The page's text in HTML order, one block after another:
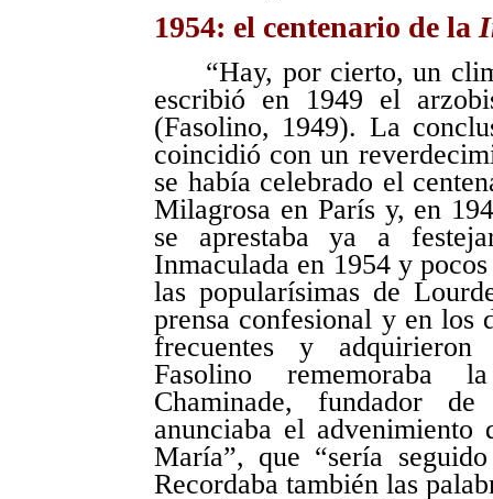
1954: el centenario de la
“Hay, por cierto, un
escribió en 1949 el
(Fasolino, 1949). La
coincidió con un
se había celebrado el
Milagrosa en París y, en
se aprestaba ya a
Inmaculada en 1954 y
las popularísimas de
prensa confesional y en los
frecuentes y adquirieron
Fasolino rememoraba
Chaminade, fundador
anunciaba el
María”, que “sería
Recordaba también las